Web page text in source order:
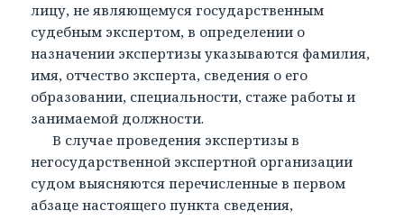
лицу, не являющемуся государственным
судебным экспертом, в определении о
назначении экспертизы указываются фамилия,
имя, отчество эксперта, сведения о его
образовании, специальности, стаже работы и
занимаемой должности.
В случае проведения экспертизы в
негосударственной экспертной организации
судом выясняются перечисленные в первом
абзаце настоящего пункта сведения,